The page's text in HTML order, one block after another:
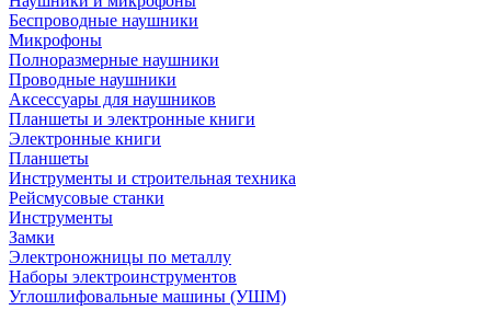
Беспроводные наушники
Микрофоны
Полноразмерные наушники
Проводные наушники
Аксессуары для наушников
Планшеты и электронные книги
Электронные книги
Планшеты
Инструменты и строительная техника
Рейсмусовые станки
Инструменты
Замки
Электроножницы по металлу
Наборы электроинструментов
Углошлифовальные машины (УШМ)